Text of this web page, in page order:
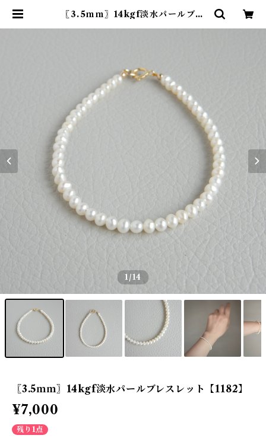
〖3.5ｍｍ〗14kgf淡水パールブレ
1/14
〖3.5ｍｍ〗14kgf淡水パールブレスレット【1182】
¥7,000
残り1点